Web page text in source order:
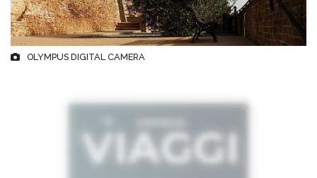
OLYMPUS DIGITAL CAMERA